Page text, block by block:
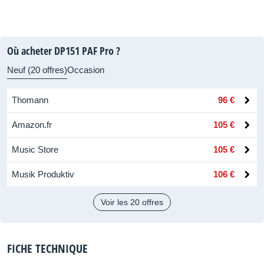
Où acheter DP151 PAF Pro ?
Neuf (20 offres)Occasion
Thomann 96 €
Amazon.fr 105 €
Music Store 105 €
Musik Produktiv 106 €
Voir les 20 offres
FICHE TECHNIQUE